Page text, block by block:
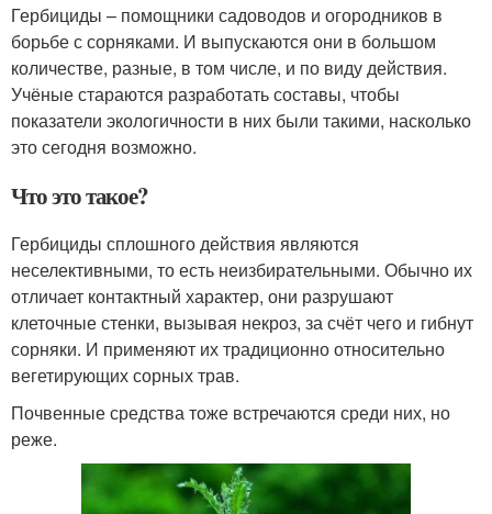
Гербициды – помощники садоводов и огородников в
борьбе с сорняками. И выпускаются они в большом
количестве, разные, в том числе, и по виду действия.
Учёные стараются разработать составы, чтобы
показатели экологичности в них были такими, насколько
это сегодня возможно.
Что это такое?
Гербициды сплошного действия являются
неселективными, то есть неизбирательными. Обычно их
отличает контактный характер, они разрушают
клеточные стенки, вызывая некроз, за счёт чего и гибнут
сорняки. И применяют их традиционно относительно
вегетирующих сорных трав.
Почвенные средства тоже встречаются среди них, но
реже.